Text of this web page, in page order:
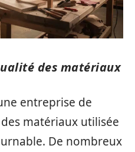
des matériaux
entreprise de
matériaux utilisée
De nombreux